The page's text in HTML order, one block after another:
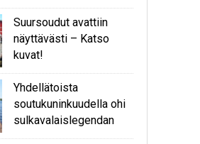
Suursoudut avattiin
näyttävästi – Katso
kuvat!
Yhdellätoista
soutukuninkuudella ohi
sulkavalaislegendan